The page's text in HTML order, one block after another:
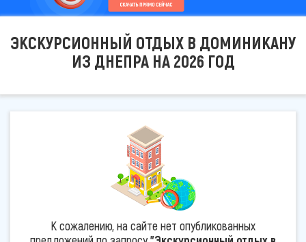
ЭКСКУРСИОННЫЙ ОТДЫХ В ДОМИНИКАНУ
ИЗ ДНЕПРА НА 2026 ГОД
К сожалению, на сайте нет опубликованных